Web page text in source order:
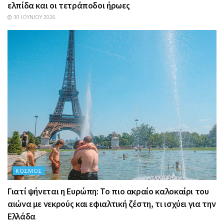
ελπίδα και οι τετράποδοι ήρωες
30 ΙΟΥΝΊΟΥ 2026
ΚΌΣΜΟΣ
Γιατί ψήνεται η Ευρώπη: Το πιο ακραίο καλοκαίρι του
αιώνα με νεκρούς και εφιαλτική ζέστη, τι ισχύει για την
Ελλάδα